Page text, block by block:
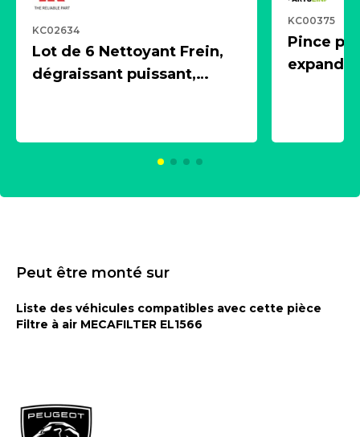
KC02634
Lot de 6 Nettoyant Frein,
dégraissant puissant,
KC00375
Pince
Peut être monté sur
Liste des véhicules compatibles avec cette pièce
Filtre à air MECAFILTER EL1566